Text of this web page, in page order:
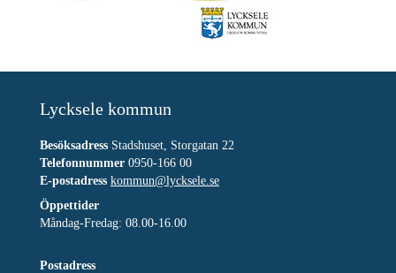
Lycksele kommun
Besöksadress Stadshuset, Storgatan 22
Telefonnummer 0950-166 00
E-postadress kommun@lycksele.se
Öppettider
Måndag-Fredag: 08.00-16.00
Postadress